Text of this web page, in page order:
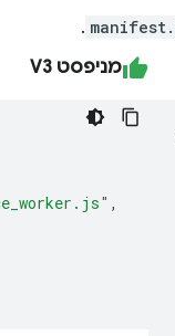
.
מניפסט V3
,